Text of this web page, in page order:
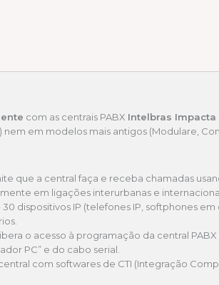
com as centrais PABX Intelbras Impacta
nem em modelos mais antigos (Modulare,
que a central faça e receba chamadas
em ligações interurbanas e
dispositivos IP (telefones IP, softphones
o acesso à programação da central
PC” e do cabo serial.
com softwares de CTI (Integração